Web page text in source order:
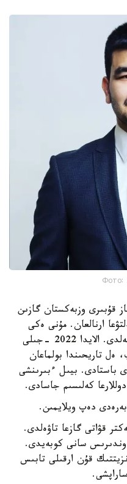
Фото:
قۇبىرى وزبەكستان گازىن
ارنالعان. مۇنى ەكى
مەملەكەت تە ءتيىمدى پايدالانىپ كەلدى. الايدا 2022 -جىلى
ەل تاريحىندا بولماعان
باستادى. بيىل ءبىرىنشى
دەپ ويلايمىن.
85 پايىز ەلەكتر قۋاتى گازعا تاۋەلدى.
سانى كوبەيدى.
قۇن ارقىلى تابىس